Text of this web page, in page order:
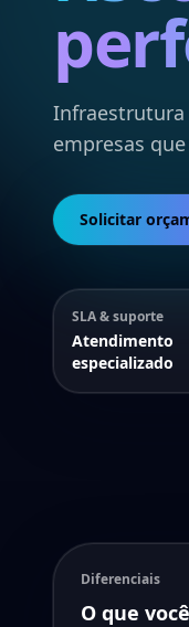
Infraestrutura
empresas
Solicitar
SLA & suporte
Atendimento
especializado
Diferenciais
O que